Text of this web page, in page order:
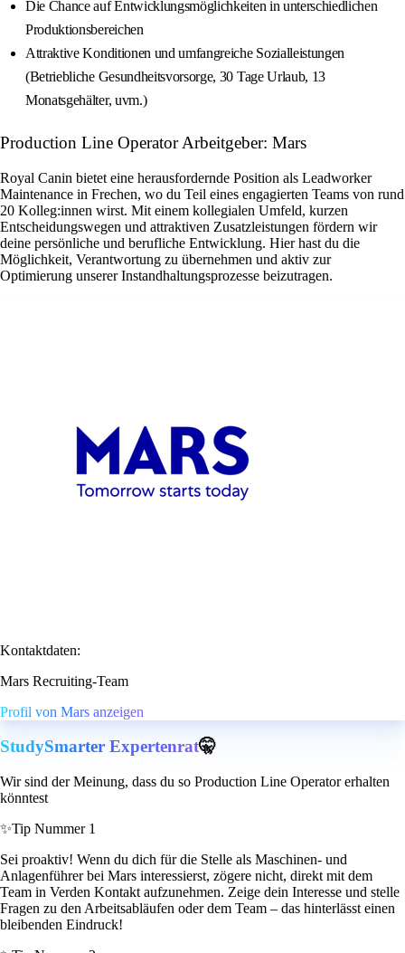
Die Chance auf Entwicklungsmöglichkeiten in unterschiedlichen
Produktionsbereichen
Attraktive Konditionen und umfangreiche Sozialleistungen
(Betriebliche Gesundheitsvorsorge, 30 Tage Urlaub, 13
Monatsgehälter, uvm.)
Production Line Operator Arbeitgeber: Mars
Royal Canin bietet eine herausfordernde Position als Leadworker
Maintenance in Frechen, wo du Teil eines engagierten Teams von rund
20 Kolleg:innen wirst. Mit einem kollegialen Umfeld, kurzen
Entscheidungswegen und attraktiven Zusatzleistungen fördern wir
deine persönliche und berufliche Entwicklung. Hier hast du die
Möglichkeit, Verantwortung zu übernehmen und aktiv zur
Optimierung unserer Instandhaltungsprozesse beizutragen.
Kontaktdaten:
Mars Recruiting-Team
Profil von Mars anzeigen
StudySmarter Expertenrat🤫
Wir sind der Meinung, dass du so Production Line Operator erhalten
könntest
✨Tip Nummer 1
Sei proaktiv! Wenn du dich für die Stelle als Maschinen- und
Anlagenführer bei Mars interessierst, zögere nicht, direkt mit dem
Team in Verden Kontakt aufzunehmen. Zeige dein Interesse und stelle
Fragen zu den Arbeitsabläufen oder dem Team – das hinterlässt einen
bleibenden Eindruck!